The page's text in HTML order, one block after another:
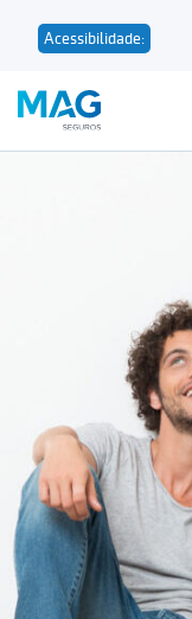
Acessibilidade: